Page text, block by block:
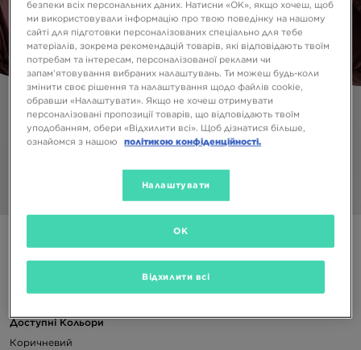
THE NORTH FACE КУРТКА ЗИМОВА NUPTSE 1996
Доступні Кольори
Коричневий
безпеки всіх персональних даних. Натисни «OK», якщо хочеш, щоб
ми використовували інформацію про твою поведінку на нашому
сайті для підготовки персоналізованих спеціально для тебе
матеріалів, зокрема рекомендацій товарів, які відповідають твоїм
потребам та інтересам, персоналізованої реклами чи
запам’ятовування вибраних налаштувань. Ти можеш будь-коли
змінити своє рішення та налаштування щодо файлів cookie,
обравши «Налаштувати». Якщо не хочеш отримувати
персоналізовані пропозиції товарів, що відповідають твоїм
уподобанням, обери «Відхилити всі». Щоб дізнатися більше,
ознайомся з нашою
політикою конфіденційності.
Налаштувати
Відхилити всі
OK